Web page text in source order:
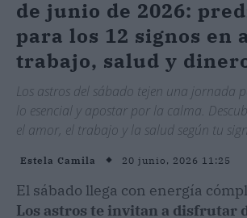
de junio de 2026:
para los 12 signos en
trabajo, salud y
Los astros del sábado tejen una jornada
lo esencial y apostar por la calma.
el amor, el trabajo y la salud según tu
Estela Camila 20 junio, 2026 11:25
El sábado llega con energía
Los astros te invitan a disfrutar